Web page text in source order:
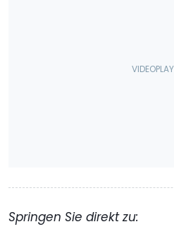
Springen Sie direkt zu: